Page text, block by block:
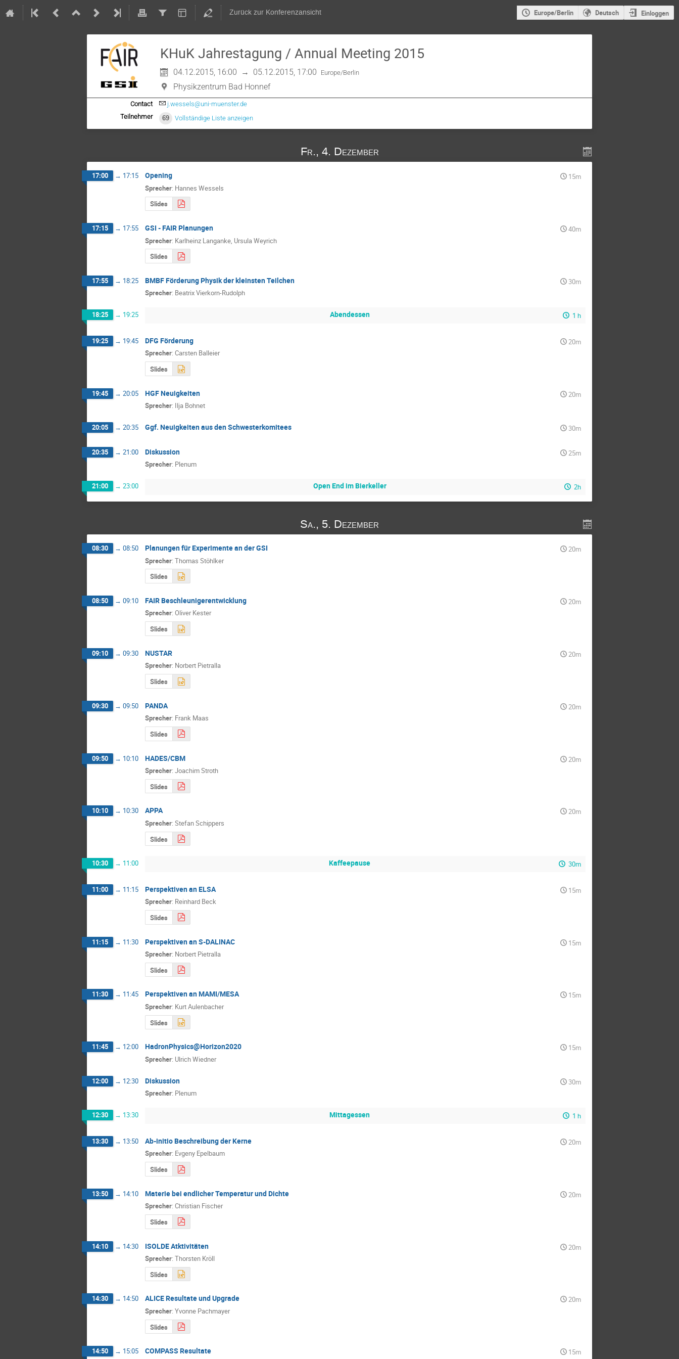
Zurück zur Konferenzansicht Europe/Berlin Deutsch Einloggen
KHuK Jahrestagung / Annual Meeting 2015
04.12.2015, 16:00 → 05.12.2015, 17:00 Europe/Berlin
Physikzentrum Bad Honnef
Contact
j.wessels@uni-muenster.de
Teilnehmer
69 Vollständige Liste anzeigen
Fr., 4. Dezember
17:00 → 17:15 Opening
15m
Sprecher: Hannes Wessels
Slides
17:15 → 17:55 GSI - FAIR Planungen
40m
Sprecher: Karlheinz Langanke, Ursula Weyrich
Slides
17:55 → 18:25 BMBF Förderung Physik der kleinsten Teilchen
30m
Sprecher: Beatrix Vierkorn-Rudolph
18:25 → 19:25 Abendessen 1 h
19:25 → 19:45 DFG Förderung
20m
Sprecher: Carsten Balleier
Slides
19:45 → 20:05 HGF Neuigkeiten
20m
Sprecher: Ilja Bohnet
20:05 → 20:35 Ggf. Neuigkeiten aus den Schwesterkomitees 30m
20:35 → 21:00 Diskussion
25m
Sprecher: Plenum
21:00 → 23:00 Open End im Bierkeller 2h
Sa., 5. Dezember
08:30 → 08:50 Planungen für Experimente an der GSI
20m
Sprecher: Thomas Stöhlker
Slides
08:50 → 09:10 FAIR Beschleunigerentwicklung
20m
Sprecher: Oliver Kester
Slides
09:10 → 09:30 NUSTAR
20m
Sprecher: Norbert Pietralla
Slides
09:30 → 09:50 PANDA
20m
Sprecher: Frank Maas
Slides
09:50 → 10:10 HADES/CBM
20m
Sprecher: Joachim Stroth
Slides
10:10 → 10:30 APPA
20m
Sprecher: Stefan Schippers
Slides
10:30 → 11:00 Kaffeepause 30m
11:00 → 11:15 Perspektiven an ELSA
15m
Sprecher: Reinhard Beck
Slides
11:15 → 11:30 Perspektiven an S-DALINAC
15m
Sprecher: Norbert Pietralla
Slides
11:30 → 11:45 Perspektiven an MAMI/MESA
15m
Sprecher: Kurt Aulenbacher
Slides
11:45 → 12:00 HadronPhysics@Horizon2020
15m
Sprecher: Ulrich Wiedner
12:00 → 12:30 Diskussion
30m
Sprecher: Plenum
12:30 → 13:30 Mittagessen 1 h
13:30 → 13:50 Ab-initio Beschreibung der Kerne
20m
Sprecher: Evgeny Epelbaum
Slides
13:50 → 14:10 Materie bei endlicher Temperatur und Dichte
20m
Sprecher: Christian Fischer
Slides
14:10 → 14:30 ISOLDE Atktivitäten
20m
Sprecher: Thorsten Kröll
Slides
14:30 → 14:50 ALICE Resultate und Upgrade
20m
Sprecher: Yvonne Pachmayer
Slides
14:50 → 15:05 COMPASS Resultate
15m